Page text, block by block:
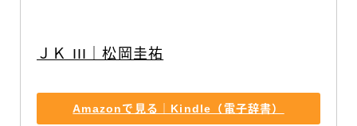
ＪＫ III｜松岡圭祐
Amazonで見る｜Kindle（電子辞書）